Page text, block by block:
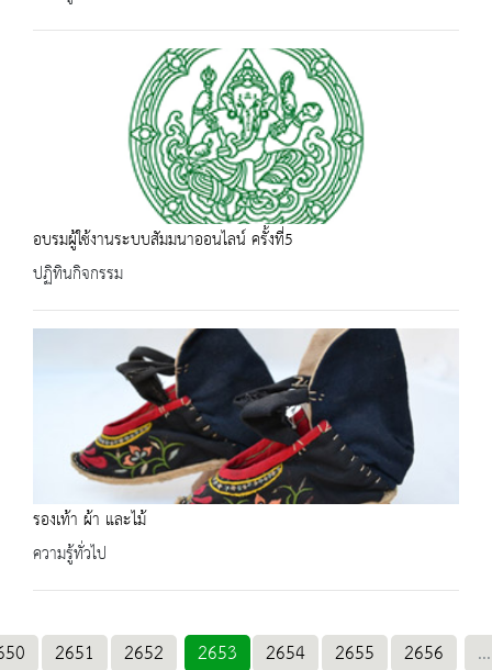
อบรมผู้ใช้งานระบบสัมมนาออนไลน์ ครั้งที่5
ปฏิทินกิจกรรม
รองเท้า ผ้า และไม้
ความรู้ทั่วไป
2651 2652 2653 2654 2655 2656 ...